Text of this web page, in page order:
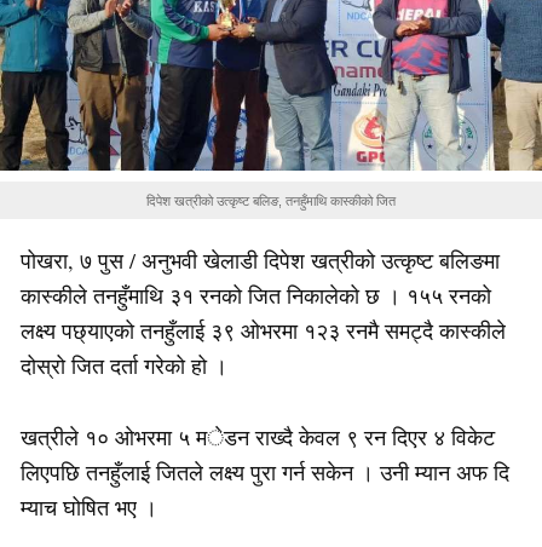
दिपेश खत्रीको उत्कृष्ट बलिङ, तनहुँमाथि कास्कीको जित
पोखरा, ७ पुस / अनुभवी खेलाडी दिपेश खत्रीको उत्कृष्ट बलिङमा
कास्कीले तनहुँमाथि ३१ रनको जित निकालेको छ । १५५ रनको
लक्ष्य पछ्याएको तनहुँलाई ३९ ओभरमा १२३ रनमै समट्दै कास्कीले
दोस्रो जित दर्ता गरेको हो ।
खत्रीले १० ओभरमा ५ मेडन राख्दै केवल ९ रन दिएर ४ विकेट
लिएपछि तनहुँलाई जितले लक्ष्य पुरा गर्न सकेन । उनी म्यान अफ दि
म्याच घोषित भए ।